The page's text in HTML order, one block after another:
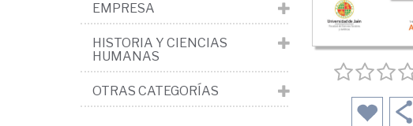
EMPRESA
HISTORIA Y CIENCIAS
HUMANAS
OTRAS CATEGORÍAS